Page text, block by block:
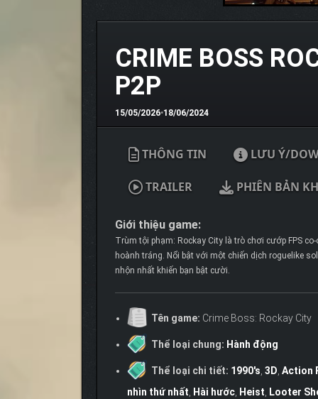
CRIME BOSS
P2P
15/05/2026•18/06/2024
THÔNG TIN LƯU Ý/
TRAILER PHIÊN BẢN
Giới thiệu game:
Trùm tội phạm: Rockay City là trò chơi cướp FPS
hoành tráng. Nổi bật với một chiến dịch roguelike
nhộn nhất khiến bạn bật cười.
Tên game: Crime Boss: Rockay City
Thể loại chung: Hành động
Thể loại chi tiết: 1990's, 3D, Action
nhìn thứ nhất, Hài hước, Heist, Looter